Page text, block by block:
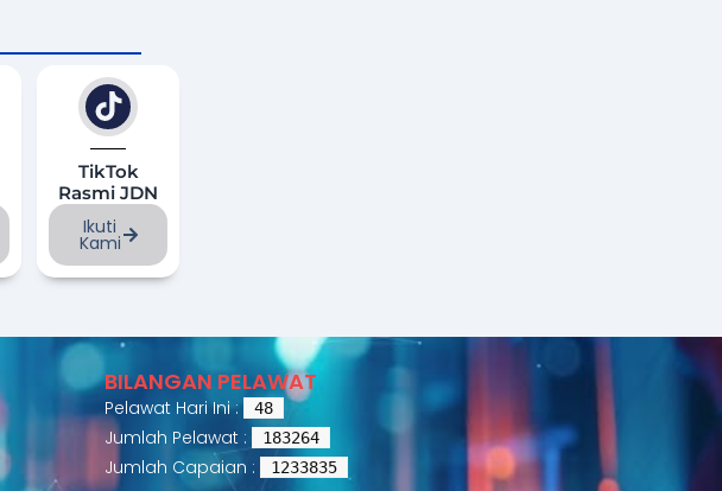
TikTok
Rasmi JDN
Ikuti
Kami
BILANGAN PELAWAT
Pelawat Hari Ini : 48
Jumlah Pelawat : 183264
Jumlah Capaian : 1233835